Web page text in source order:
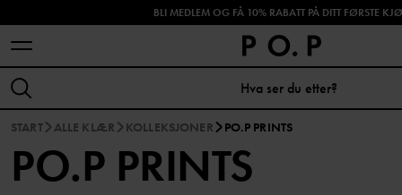
SHOP HØSTENS NYHETER!
START ALLE KLÆR KOLLEKSJONER PO.P PRINTS
PO.P PRINTS